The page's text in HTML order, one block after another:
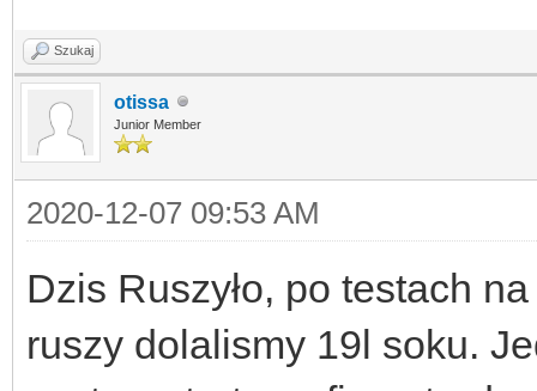
Szukaj
otissa
Junior Member
2020-12-07 09:53 AM
Dzis Ruszyło, po testach
ruszy dolalismy 19l soku.